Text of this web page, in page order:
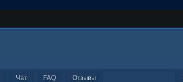
Чат FAQ
Отзывы